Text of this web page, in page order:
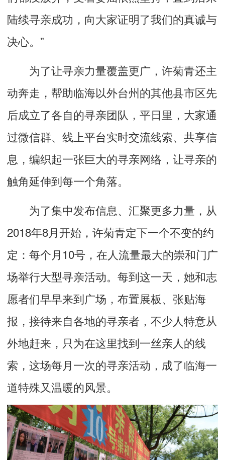
陆续寻亲成功，向大家证明了我们的真诚与
决心。”
为了让寻亲力量覆盖更广，许菊青还主
动奔走，帮助临海以外台州的其他县市区先
后成立了各自的寻亲团队，平日里，大家通
过微信群、线上平台实时交流线索、共享信
息，编织起一张巨大的寻亲网络，让寻亲的
触角延伸到每一个角落。
为了集中发布信息、汇聚更多力量，从
2018年8月开始，许菊青定下一个不变的约
定：每个月10号，在人流量最大的崇和门广
场举行大型寻亲活动。每到这一天，她和志
愿者们早早来到广场，布置展板、张贴海
报，接待来自各地的寻亲者，不少人特意从
外地赶来，只为在这里找到一丝亲人的线
索，这场每月一次的寻亲活动，成了临海一
道特殊又温暖的风景。